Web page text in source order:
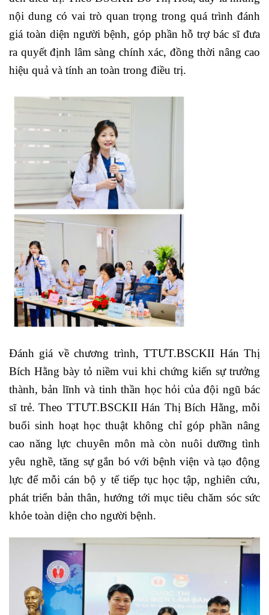
nội dung có vai trò quan trọng trong quá trình đánh
giá toàn diện người bệnh, góp phần hỗ trợ bác sĩ đưa
ra quyết định lâm sàng chính xác, đồng thời nâng cao
hiệu quả và tính an toàn trong điều trị.
Đánh giá về chương trình, TTƯT.BSCKII Hán Thị
Bích Hằng bày tỏ niềm vui khi chứng kiến sự trưởng
thành, bản lĩnh và tinh thần học hỏi của đội ngũ bác
sĩ trẻ. Theo TTƯT.BSCKII Hán Thị Bích Hằng, mỗi
buổi sinh hoạt học thuật không chỉ góp phần nâng
cao năng lực chuyên môn mà còn nuôi dưỡng tình
yêu nghề, tăng sự gắn bó với bệnh viện và tạo động
lực để mỗi cán bộ y tế tiếp tục học tập, nghiên cứu,
phát triển bản thân, hướng tới mục tiêu chăm sóc sức
khỏe toàn diện cho người bệnh.